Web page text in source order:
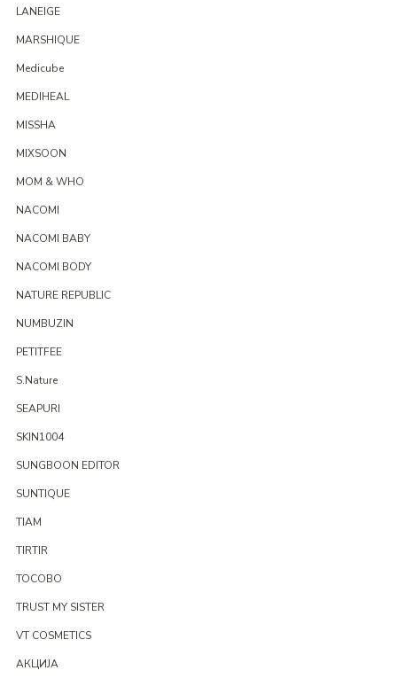
LANEIGE
MARSHIQUE
Medicube
MEDIHEAL
MISSHA
MIXSOON
MOM & WHO
NACOMI
NACOMI BABY
NACOMI BODY
NATURE REPUBLIC
NUMBUZIN
PETITFEE
S.Nature
SEAPURI
SKIN1004
SUNGBOON EDITOR
SUNTIQUE
TIAM
TIRTIR
TOCOBO
TRUST MY SISTER
VT COSMETICS
АКЦИЈА